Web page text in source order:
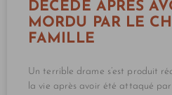
DÉCÈDE APRÈS
MORDU PAR LE
FAMILLE
Un terrible drame s’est produit
la vie après avoir été attaqué